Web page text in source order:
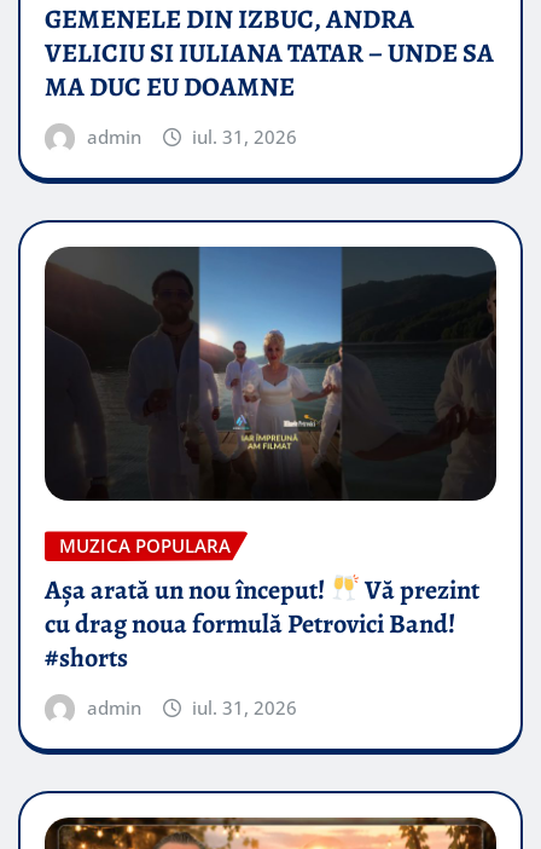
GEMENELE DIN IZBUC, ANDRA
VELICIU SI IULIANA TATAR – UNDE SA
MA DUC EU DOAMNE
admin iul. 31, 2026
MUZICA POPULARA
Așa arată un nou început!
Vă prezint
cu drag noua formulă Petrovici Band!
#shorts
admin iul. 31, 2026